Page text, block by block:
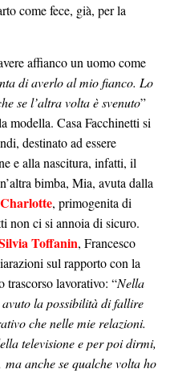
come fece, già, per la
affianco un uomo come
di averlo al mio fianco. Lo
se l’altra volta è svenuto”
modella. Casa Facchinetti si
destinato ad essere
e alla nascitura, infatti, il
bimba, Mia, avuta dalla
Charlotte, primogenita di
non ci si annoia di sicuro.
Toffanin, Francesco
sul rapporto con la
trascorso lavorativo: “Nella
la possibilità di fallire
che nelle mie relazioni.
televisione e per poi dirmi,
anche se qualche volta ho